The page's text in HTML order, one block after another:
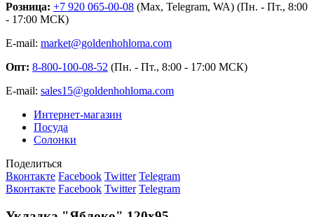
Розница: +7 920 065-00-08 (Max, Telegram, WA) (Пн. - Пт., 8:00
- 17:00 МСК)
E-mail: market@goldenhohloma.com
Опт: 8-800-100-08-52 (Пн. - Пт., 8:00 - 17:00 МСК)
E-mail: sales15@goldenhohloma.com
Интернет-магазин
Посуда
Солонки
Поделиться
Вконтакте Facebook Twitter Telegram
Вконтакте Facebook Twitter Telegram